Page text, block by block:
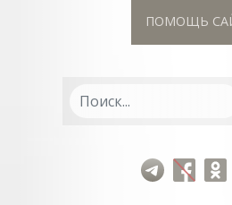
ПОМОЩЬ